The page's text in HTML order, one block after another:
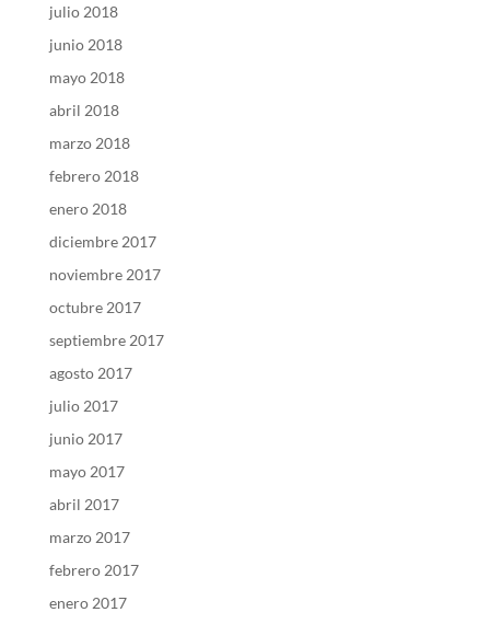
julio 2018
junio 2018
mayo 2018
abril 2018
marzo 2018
febrero 2018
enero 2018
diciembre 2017
noviembre 2017
octubre 2017
septiembre 2017
agosto 2017
julio 2017
junio 2017
mayo 2017
abril 2017
marzo 2017
febrero 2017
enero 2017